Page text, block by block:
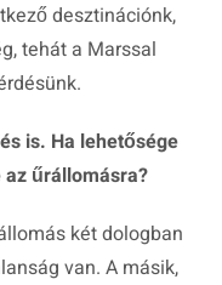
desztinációnk,
tehát a Marssal
is. Ha lehetősége
űrállomásra?
két dologban
van. A másik,